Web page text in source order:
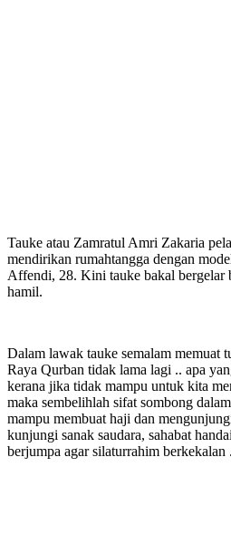
Tauke atau Zamratul Amri Zakaria
mendirikan rumahtangga dengan
Affendi, 28. Kini tauke bakal bergelar
hamil.
Dalam lawak tauke semalam memuat
Raya Qurban tidak lama lagi .. apa
kerana jika tidak mampu untuk kita
maka sembelihlah sifat sombong
mampu membuat haji dan
kunjungi sanak saudara, sahabat
berjumpa agar silaturrahim berkekalan .